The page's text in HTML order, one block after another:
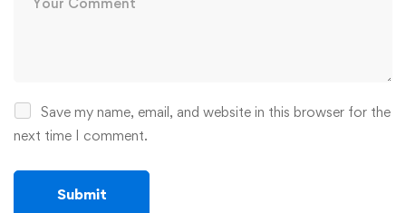
Save my name, email, and website in this browser for the
next time I comment.